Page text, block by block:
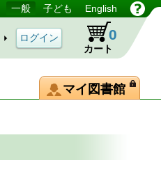
一般 子ども English
カート
0
マイ図書館